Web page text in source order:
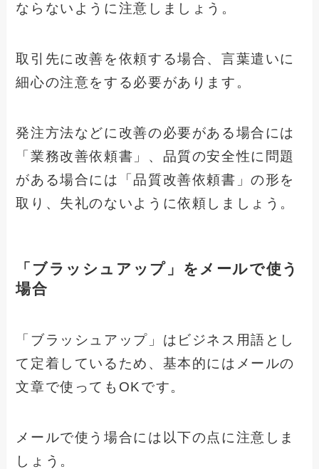
ならないように注意しましょう。
取引先に改善を依頼する場合、言葉遣いに
細心の注意をする必要があります。
発注方法などに改善の必要がある場合には
「業務改善依頼書」、品質の安全性に問題
がある場合には「品質改善依頼書」の形を
取り、失礼のないように依頼しましょう。
「ブラッシュアップ」をメールで使う
場合
「ブラッシュアップ」はビジネス用語とし
て定着しているため、基本的にはメールの
文章で使ってもOKです。
メールで使う場合には以下の点に注意しま
しょう。